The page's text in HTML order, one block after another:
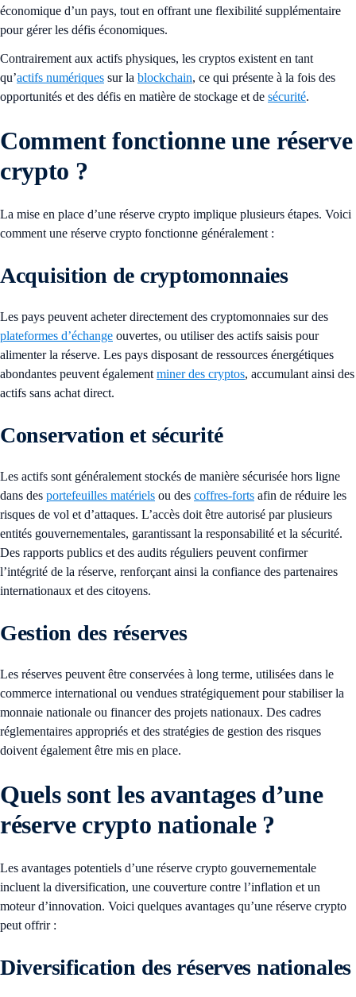
économique d’un pays, tout en offrant une flexibilité supplémentaire
pour gérer les défis économiques.
Contrairement aux actifs physiques, les cryptos existent en tant
qu’actifs numériques sur la blockchain, ce qui présente à la fois des
opportunités et des défis en matière de stockage et de sécurité.
Comment fonctionne une réserve
crypto ?
La mise en place d’une réserve crypto implique plusieurs étapes. Voici
comment une réserve crypto fonctionne généralement :
Acquisition de cryptomonnaies
Les pays peuvent acheter directement des cryptomonnaies sur des
plateformes d’échange ouvertes, ou utiliser des actifs saisis pour
alimenter la réserve. Les pays disposant de ressources énergétiques
abondantes peuvent également miner des cryptos, accumulant ainsi des
actifs sans achat direct.
Conservation et sécurité
Les actifs sont généralement stockés de manière sécurisée hors ligne
dans des portefeuilles matériels ou des coffres-forts afin de réduire les
risques de vol et d’attaques. L’accès doit être autorisé par plusieurs
entités gouvernementales, garantissant la responsabilité et la sécurité.
Des rapports publics et des audits réguliers peuvent confirmer
l’intégrité de la réserve, renforçant ainsi la confiance des partenaires
internationaux et des citoyens.
Gestion des réserves
Les réserves peuvent être conservées à long terme, utilisées dans le
commerce international ou vendues stratégiquement pour stabiliser la
monnaie nationale ou financer des projets nationaux. Des cadres
réglementaires appropriés et des stratégies de gestion des risques
doivent également être mis en place.
Quels sont les avantages d’une
réserve crypto nationale ?
Les avantages potentiels d’une réserve crypto gouvernementale
incluent la diversification, une couverture contre l’inflation et un
moteur d’innovation. Voici quelques avantages qu’une réserve crypto
peut offrir :
Diversification des réserves nationales